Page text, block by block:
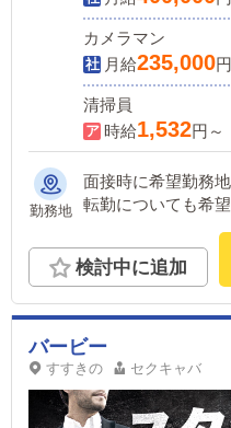
カメラマン
月給235,000
清掃員
時給1,532円～
勤務地
面接時に希望勤務
転勤についても希望を考慮
ア：土浦市桜町 全国店舗展開につき同時募集（東
京、札幌、福岡、
検討中に追加
バービー
すすきの セクキャバ